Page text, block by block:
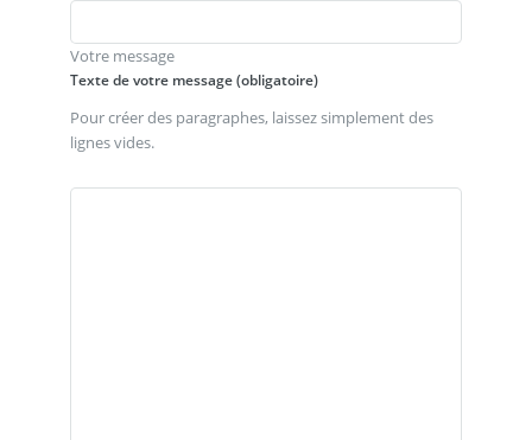
Votre message
Texte de votre message (obligatoire)
Pour créer des paragraphes, laissez simplement des
lignes vides.